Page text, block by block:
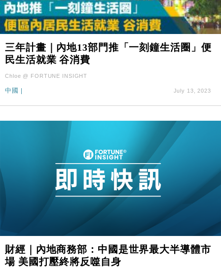
三年計畫｜內地13部門推「一刻鐘生活圈」便
民生活就業 谷消費
Chloe @ FORTUNE INSIGHT
中國 | July 13, 2023
財經｜內地商務部：中國是世界最大半導體市
場 美國打壓終將反噬自身